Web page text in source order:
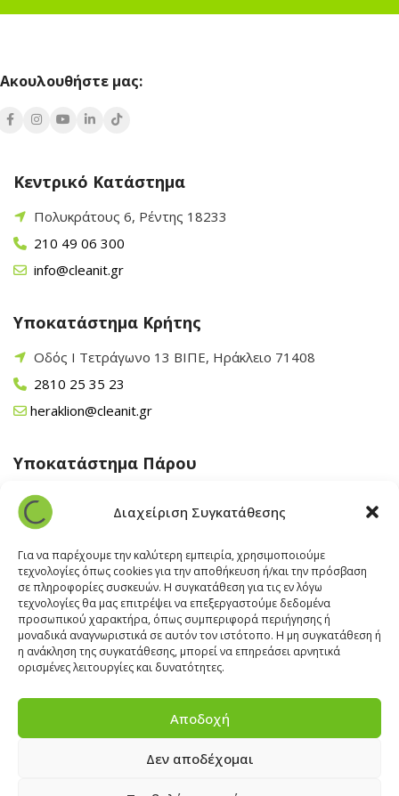
Διαχείριση Συγκατάθεσης
Για να παρέχουμε την καλύτερη εμπειρία, χρησιμοποιούμε
τεχνολογίες όπως cookies για την αποθήκευση ή/και την πρόσβαση
σε πληροφορίες συσκευών. Η συγκατάθεση για τις εν λόγω
τεχνολογίες θα μας επιτρέψει να επεξεργαστούμε δεδομένα
προσωπικού χαρακτήρα, όπως συμπεριφορά περιήγησης ή
μοναδικά αναγνωριστικά σε αυτόν τον ιστότοπο. Η μη συγκατάθεση ή
η ανάκληση της συγκατάθεσης, μπορεί να επηρεάσει αρνητικά
ορισμένες λειτουργίες και δυνατότητες.
Αποδοχή
Δεν αποδέχομαι
Ακουλουθήστε μας:
Κεντρικό Κατάστημα
Πολυκράτους 6, Ρέντης 18233
210 49 06 300
info@cleanit.gr
Υποκατάστημα Κρήτης
Οδός Ι Τετράγωνο 13 ΒΙΠΕ, Ηράκλειο 71408
2810 25 35 23
heraklion@cleanit.gr
Υποκατάστημα Πάρου
Άγιος Βλάσης Αρχίλοχος, Πάρος 84400
22840 43 163
paros@cleanit.gr
Υποκατάστημα Σαντορίνης
Έξω Γωνία, Σαντορίνη847 00
22860 22322